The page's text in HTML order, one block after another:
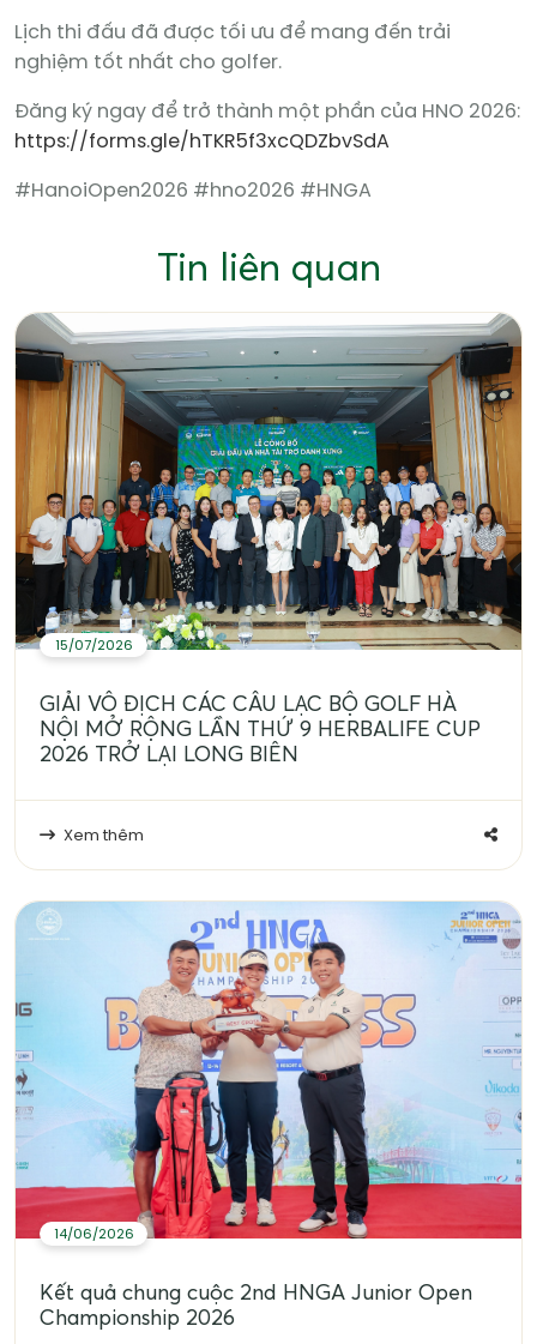
Lịch thi đấu đã được tối ưu để mang đến trải
nghiệm tốt nhất cho golfer.
Đăng ký ngay để trở thành một phần của HNO 2026:
https://forms.gle/hTKR5f3xcQDZbvSdA
#HanoiOpen2026 #hno2026 #HNGA
Tin liên quan
15/07/2026
GIẢI VÔ ĐỊCH CÁC CÂU LẠC BỘ GOLF HÀ
NỘI MỞ RỘNG LẦN THỨ 9 HERBALIFE CUP
2026 TRỞ LẠI LONG BIÊN
Xem thêm
14/06/2026
Kết quả chung cuộc 2nd HNGA Junior Open
Championship 2026